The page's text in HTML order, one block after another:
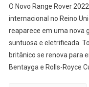
O Novo Range Rover
internacional no Reino
reaparece em uma nova
suntuosa e eletrificada.
britânico se renova para
Bentayga e Rolls-Royce